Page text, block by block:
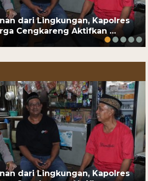
dari Lingkungan, Kapolres
Cengkareng Aktifkan …
dari Lingkungan, Kapolres